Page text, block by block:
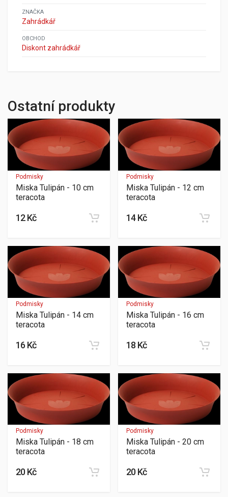
ZNAČKA
Zahrádkář
OBCHOD
Diskont zahrádkář
Ostatní produkty
Podmisky
Miska Tulipán - 10 cm
teracota
12 Kč
Podmisky
Miska Tulipán - 12 cm
teracota
14 Kč
Podmisky
Miska Tulipán - 14 cm
teracota
16 Kč
Podmisky
Miska Tulipán - 16 cm
teracota
18 Kč
Podmisky
Miska Tulipán - 18 cm
teracota
20 Kč
Podmisky
Miska Tulipán - 20 cm
teracota
20 Kč